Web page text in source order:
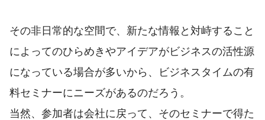
その非日常的な空間で、新たな情報と対峙すること
によってのひらめきやアイデアがビジネスの活性源
になっている場合が多いから、ビジネスタイムの有
料セミナーにニーズがあるのだろう。
当然、参加者は会社に戻って、そのセミナーで得た